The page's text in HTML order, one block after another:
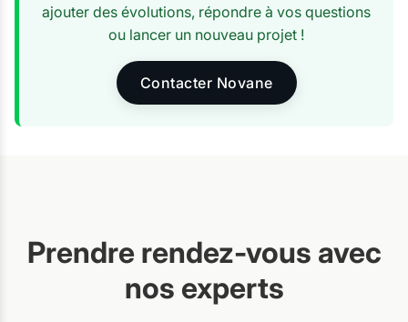
ajouter des évolutions, répondre à vos questions
ou lancer un nouveau projet !
Contacter Novane
Prendre rendez-vous avec
nos experts